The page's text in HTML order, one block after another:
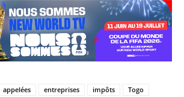
appelées entreprises impôts Togo